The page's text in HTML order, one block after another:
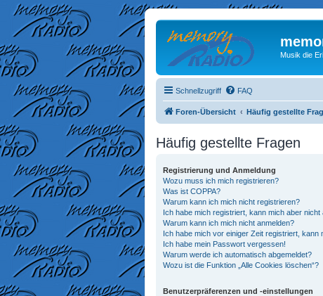
Musik die
Schnellzugriff FAQ
Foren-Übersicht Häufig gestellte
Häufig gestellte Fragen
Registrierung und Anmeldung
Wozu muss ich mich registrieren?
Was ist COPPA?
Warum kann ich mich nicht registrieren?
Ich habe mich registriert, kann mich aber nicht
Warum kann ich mich nicht anmelden?
Ich habe mich vor einiger Zeit registriert, kann
Ich habe mein Passwort vergessen!
Warum werde ich automatisch abgemeldet?
Wozu ist die Funktion „Alle Cookies löschen“?
Benutzerpräferenzen und -einstellungen